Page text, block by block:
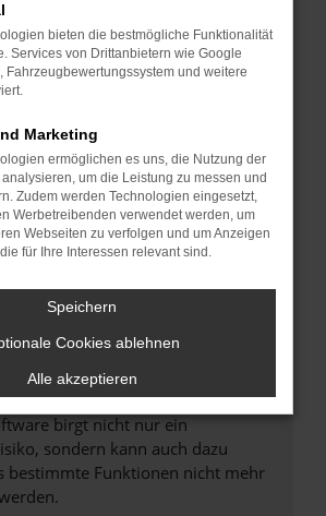
deine Firewall und deine
Webseiten, zum Beispiel deine
wie Werbeblocker,
Laden bestimmter Seiten
Funktioniert die Seite in einem
oder in einem privaten
helfen, vorübergehende
beheben.
dass dein Browser und dein
auf dem neuesten Stand
birgt nicht nur ein
sondern kann auch dazu
bestimmte Funktionen nicht mehr
bieten die bestmögliche Funktionalität
Services von Drittanbietern wie Google
Fahrzeugbewertungssystem und weitere
Marketing
ermöglichen es uns, die Nutzung der
um die Leistung zu messen und
Zudem werden Technologien eingesetzt,
Werbetreibenden verwendet werden, um
Webseiten zu verfolgen und um Anzeigen
für Ihre Interessen relevant sind.
Speichern
Cookies ablehnen
Alle akzeptieren